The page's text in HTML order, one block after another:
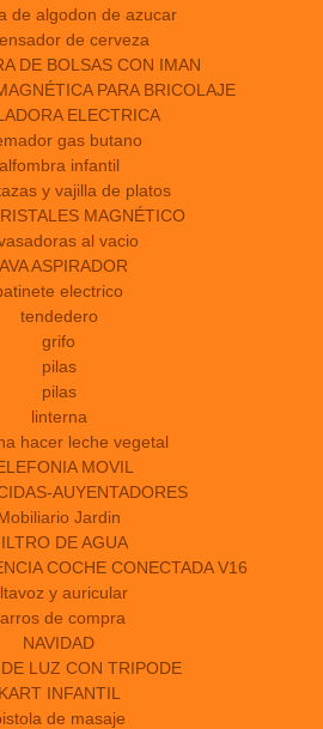
de algodon de azucar
de cerveza
DE BOLSAS CON IMAN
PARA BRICOLAJE
ELECTRICA
gas butano
alfombra infantil
y vajilla de platos
MAGNÉTICO
al vacio
ASPIRADOR
electrico
tendedero
grifo
pilas
pilas
linterna
hacer leche vegetal
MOVIL
AUYENTADORES
Jardin
DE AGUA
COCHE CONECTADA V16
y auricular
de compra
NAVIDAD
LUZ CON TRIPODE
KART INFANTIL
de masaje